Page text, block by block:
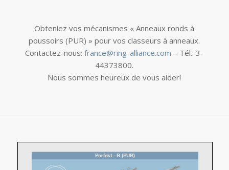
Obteniez vos mécanismes « Anneaux ronds à
poussoirs (PUR) » pour vos classeurs à anneaux.
Contactez-nous:france@ring-alliance.com – Tél.: 3-
44373800.
Nous sommes heureux de vous aider!